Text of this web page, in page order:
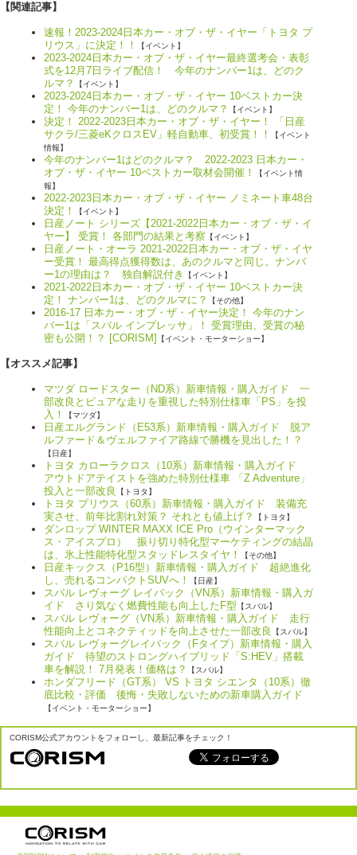
【関連記事】
速報！2023-2024日本カー・オブ・ザ・イヤー「トヨタ プ
リウス」に決定！！
【イベント】
2023-2024日本カー・オブ・ザ・イヤー最終選考会・表彰
式を12月7日ライブ配信！ 今年のナンバー1は、どのク
ルマ？
【イベント】
2023-2024日本カー・オブ・ザ・イヤー 10ベストカー決
定！ 今年のナンバー1は、どのクルマ？
【イベント】
決定！ 2022-2023日本カー・オブ・ザ・イヤー！ 「日産
サクラ/三菱eKクロスEV」軽自動車、初受賞！！
【イベント
情報】
今年のナンバー1はどのクルマ？ 2022-2023 日本カー・
オブ・ザ・イヤー 10ベストカー取材会開催！
【イベント情
報】
2022-2023日本カー・オブ・ザ・イヤー ノミネート車48台
決定！
【イベント】
日産ノート シリーズ【2021-2022日本カー・オブ・ザ・イ
ヤー】 受賞！ 各部門の結果と考察 【イベント】
日産ノート・オーラ 2021-2022日本カー・オブ・ザ・イヤ
ー受賞！ 最高得点獲得数は、あのクルマと同じ。ナンバ
ー1の理由は？ 独自解説付き
【イベント】
2021-2022日本カー・オブ・ザ・イヤー 10ベストカー決
定！ ナンバー1は、どのクルマに？
【その他】
2016-17 日本カー・オブ・ザ・イヤー決定！ 今年のナン
バー1は「スバル インプレッサ」！ 受賞理由、受賞の秘
密も公開！？ [CORISM]
【イベント・モーターショー】
【オススメ記事】
マツダ ロードスター（ND系）新車情報・購入ガイド 一
部改良とピュアな走りを重視した特別仕様車「PS」を投
入！
【マツダ】
日産エルグランド（E53系）新車情報・購入ガイド 脱ア
ルファード＆ヴェルファイア路線で勝機を見出した！？
【日産】
トヨタ カローラクロス（10系）新車情報・購入ガイド
アウトドアテイストを強めた特別仕様車 「Z Adventure」
投入と一部改良
【トヨタ】
トヨタ プリウス（60系）新車情報・購入ガイド 装備充
実させ、前年比割れ対策？ それとも値上げ？
【トヨタ】
ダンロップ WINTER MAXX ICE Pro（ウインターマック
ス・アイスプロ） 振り切り特化型マーケティングの結晶
は、氷上性能特化型スタッドレスタイヤ！
【その他】
日産キックス（P16型）新車情報・購入ガイド 超絶進化
し、売れるコンパクトSUVへ！
【日産】
スバル レヴォーグ レイバック（VN系）新車情報・購入ガ
イド さり気なく燃費性能も向上したF型 【スバル】
スバル レヴォーグ（VN系）新車情報・購入ガイド 走行
性能向上とコネクティッドを向上させた一部改良
【スバル】
スバル レヴォーグレイバック（Fタイプ）新車情報・購入
ガイド 待望のストロングハイブリッド「S:HEV」搭載
車を解説！ 7月発表！価格は？
【スバル】
ホンダフリード（GT系） VS トヨタ シエンタ（10系）徹
底比較・評価 後悔・失敗しないための新車購入ガイド
【イベント・モーターショー】
CORISM公式アカウントをフォローし、最新記事をチェック！